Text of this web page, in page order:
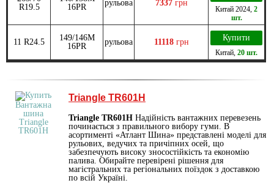
R19.5
16PR
рульова 7337 грн
Китай 2024 2
шт.
11 R24.5
149/146M
16PR
рульова 11118 грн Купити
Китай 20 шт.
Triangle TR601H
Triangle TR601H Надійність вантажних перевезень
починається з правильного вибору гуми. В
асортименті «Атлант Шина» представлені моделі для
рульових, ведучих та причіпних осей, що
забезпечують високу зносостійкість та економію
палива. Обирайте перевірені рішення для
магістральних та регіональних поїздок з доставкою
по всій Україні.